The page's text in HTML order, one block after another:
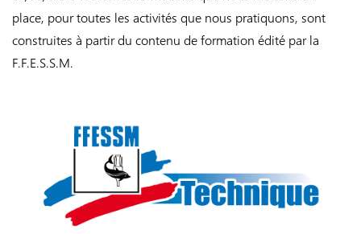
place, pour toutes les activités que nous pratiquons, sont
construites à partir du contenu de formation édité par la
F.F.E.S.S.M.